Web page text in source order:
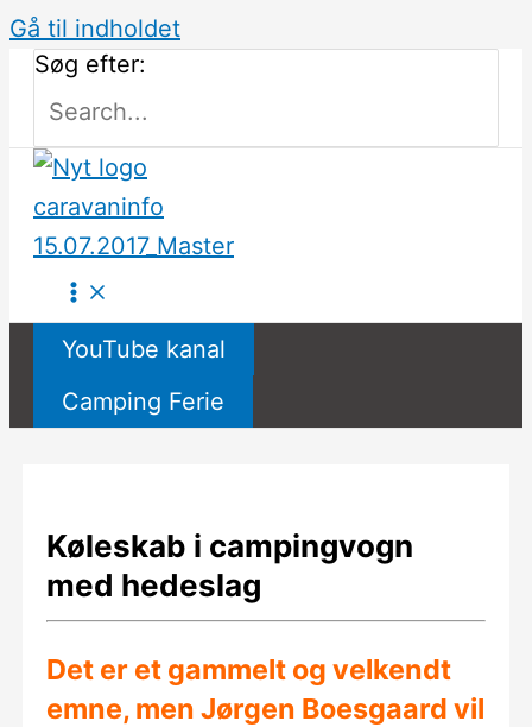
Gå til indholdet
Søg efter:
YouTube kanal
Camping Ferie
Køleskab i campingvogn
med hedeslag
Det er et gammelt og velkendt
emne, men Jørgen Boesgaard vil